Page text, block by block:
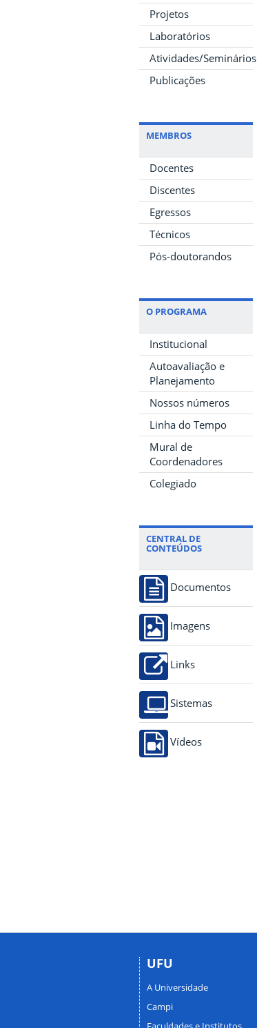
Projetos
Laboratórios
Atividades/Seminários
Publicações
MEMBROS
Docentes
Discentes
Egressos
Técnicos
Pós-doutorandos
O PROGRAMA
Institucional
Autoavaliação e
Planejamento
Nossos números
Linha do Tempo
Mural de
Coordenadores
Colegiado
CENTRAL DE
CONTEÚDOS
Documentos
Imagens
Links
Sistemas
Vídeos
UFU
A Universidade
Campi